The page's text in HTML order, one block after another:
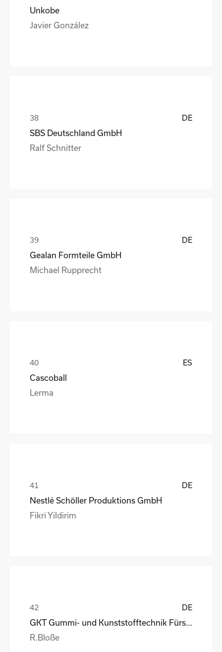
Unkobe
Javier González
DE
SBS Deutschland GmbH
Ralf Schnitter
DE
Gealan Formteile GmbH
Michael Rupprecht
ES
Cascoball
Lerma
DE
Nestlé Schöller Produktions GmbH
Fikri Yildirim
DE
R.Bloße